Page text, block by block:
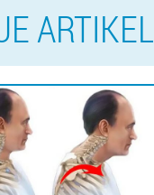
ARTIKEL